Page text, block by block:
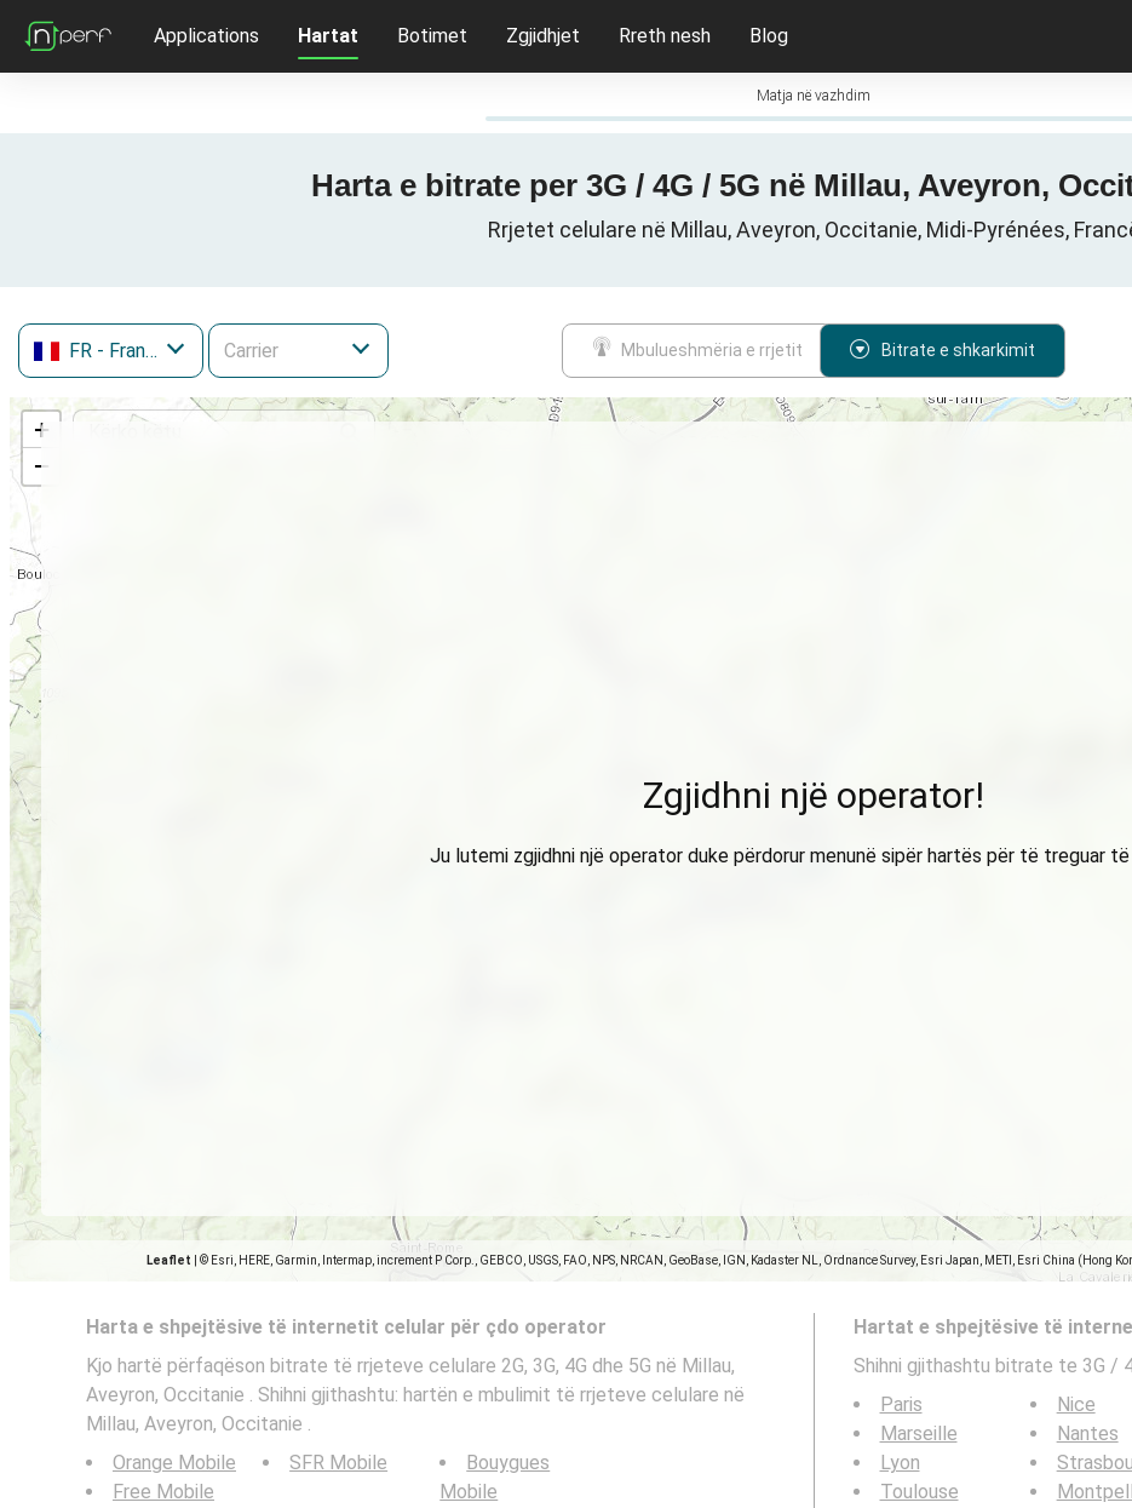
Applications Hartat Botimet Zgjidhjet Rreth nesh Blog
Matja në vazhdim
Harta e bitrate per 3G / 4G / 5G në Millau, Aveyron,
Rrjetet celulare në Millau, Aveyron, Occitanie, Midi-Pyrénées,
FR - France Mbulueshmëria e rrjetit Bitrate e shkarkimit
+
−
Leaflet © Esri, HERE, Garmin, Intermap, increment P Corp., GEBCO, USGS, FAO, NPS, NRCAN, GeoBase, IGN, Kadaster NL, Ordnance Survey, Esri Japan, METI, Esri China (Hong
Zgjidhni një operator!
Ju lutemi zgjidhni një operator duke përdorur menunë sipër hartës për të treguar
Harta e shpejtësive të internetit celular për çdo operator
Kjo hartë përfaqëson bitrate të rrjeteve celulare 2G, 3G, 4G dhe 5G në Millau,
Aveyron, Occitanie . Shihni gjithashtu: hartën e mbulimit të rrjeteve celulare në
Millau, Aveyron, Occitanie .
Orange Mobile
Free Mobile
SFR Mobile
Bouygues
Mobile
Hartat e shpejtësive të
Shihni gjithashtu bitrate te 3G /
Paris
Marseille
Lyon
Toulouse
Nice
Nantes